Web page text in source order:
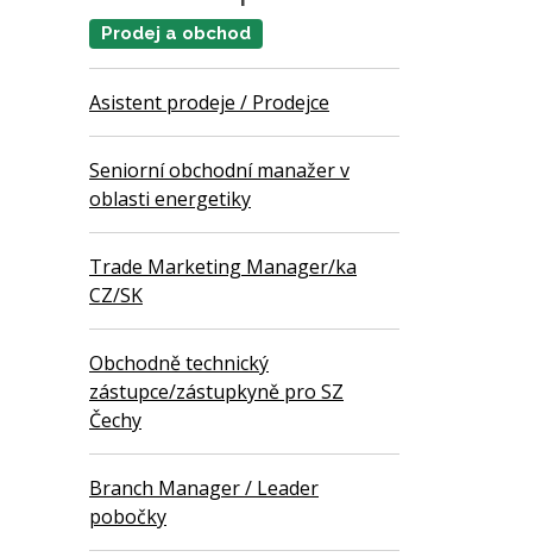
Prodej a obchod
Asistent prodeje / Prodejce
Seniorní obchodní manažer v
oblasti energetiky
Trade Marketing Manager/ka
CZ/SK
Obchodně technický
zástupce/zástupkyně pro SZ
Čechy
Branch Manager / Leader
pobočky